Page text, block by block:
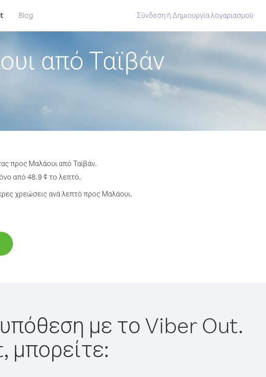
Blog Σύνδεση ή Δημιουργία λογαριασμού
από Ταϊβάν
προς Μαλάουι από Ταϊβάν.
από 48.9 ¢ το λεπτό.
χρεώσεις ανά λεπτό προς Μαλάουι.
με το Viber Out.
μπορείτε: